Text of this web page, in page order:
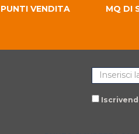
PUNTI VENDITA MQ DI